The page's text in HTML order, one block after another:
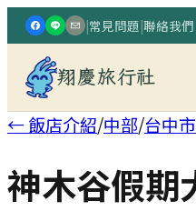
|常見問題|聯絡我們
翔慶旅行社
← 飯店介紹/中部/台中市
神木谷假期